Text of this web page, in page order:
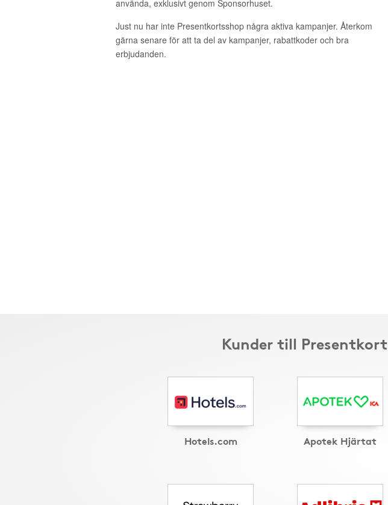
använda, exklusivt genom Sponsorhuset.
Just nu har inte Presentkortsshop några aktiva kampanjer. Återkom
gärna senare för att ta del av kampanjer, rabattkoder och bra
erbjudanden.
Kunder till
Hotels.com Apotek Hjärtat